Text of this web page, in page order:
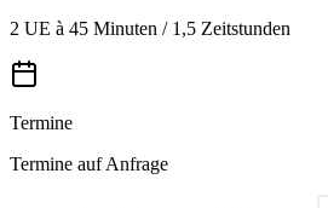
2 UE à 45 Minuten / 1,5 Zeitstunden
Termine
Termine auf Anfrage